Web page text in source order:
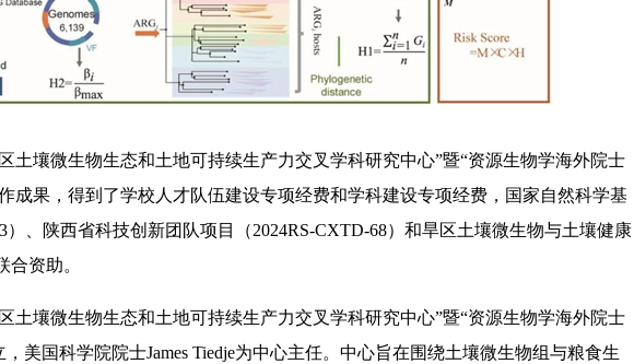
土壤微生物生态和土地可持续生产力交叉学科研究中心”暨“资源生物学海外院士
成果，得到了学校人才队伍建设专项经费和学科建设专项经费，国家自然科学基
）、陕西省科技创新团队项目（2024RS-CXTD-68）和旱区土壤微生物与土壤健康
合资助。
土壤微生物生态和土地可持续生产力交叉学科研究中心”暨“资源生物学海外院士
，美国科学院院士James Tiedje为中心主任。中心旨在围绕土壤微生物组与粮食生